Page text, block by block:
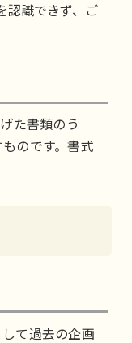
認識できず、ご
た書類のう
のです。書式
て過去の企画